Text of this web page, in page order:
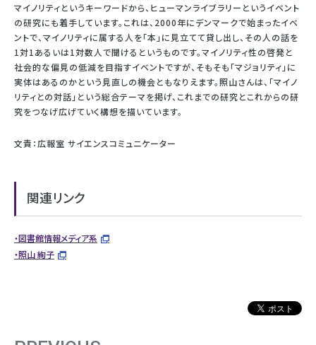
マイノリティというキーワードから、ヒューマンライブラリーというイベント
の研究にも着手しています。これは、2000年にデンマークで始まったイベ
ントで、マイノリティに属する人を「本」に見立てて貸し出し、その人の話を
1対1あるいは1対数人で聞けるというものです。マイノリティ性の啓発と
社会的な偏見の低減を目指すイベントですが、そもそも「マジョリティ」に
実体はあるのかという見直しの機会ともなりえます。照山さんは、「マイノ
リティとの対話」という総合テーマを掲げ、これまでの研究とこれからの研
究をつなげ広げていく構想を描いています。
文責：広報室 サイエンスコミュニケーター
関連リンク
・図書館情報メディア系
・照山 絢子